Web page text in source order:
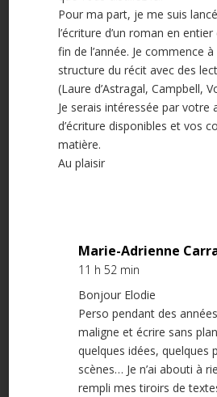
Pour ma part, je me suis
l’écriture d’un roman en
fin de l’année. Je commence
structure du récit avec des
(Laure d’Astragal, Campbell,
Je serais intéressée par votre
d’écriture disponibles et vos
matière.
Au plaisir
Marie-Adrienne
11 h 52 min
Bonjour Elodie
Perso pendant des
maligne et écrire sans
quelques idées, quelques
scènes… Je n’ai abouti à
rempli mes tiroirs de